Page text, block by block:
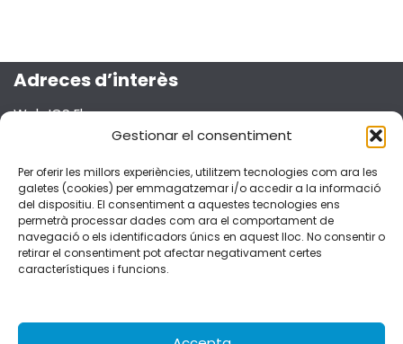
Gestionar el consentiment
Per oferir les millors experiències, utilitzem tecnologies com ara les
galetes (cookies) per emmagatzemar i/o accedir a la informació
del dispositiu. El consentiment a aquestes tecnologies ens
permetrà processar dades com ara el comportament de
navegació o els identificadors únics en aquest lloc. No consentir o
retirar el consentiment pot afectar negativament certes
característiques i funcions.
Adreces d’interès
Web ICS Ebre
Projecte Emma
Segueix-nos a les xarxes socials!
Dades de contacte